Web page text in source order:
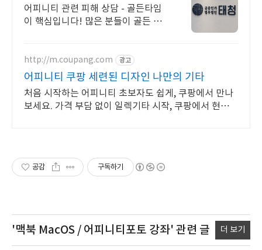
지막 기회
어피니티 관련 피해 상담 - 골든타임
이 핵심입니다! 많은 분들이 골든 타
http://m.coupang.com 광고
어피니티 쿠팡 세련된 디자인 나만의 기타
처음 시작하는 어피니티 초보자도 쉽게, 쿠팡에서 만나
보세요. 가격 부담 없이 일렉기타 시작, 쿠팡에서 현명하
공감 구독하기
'맥북 MacOS / 어피니티포토 강좌' 관련 글 더 보기